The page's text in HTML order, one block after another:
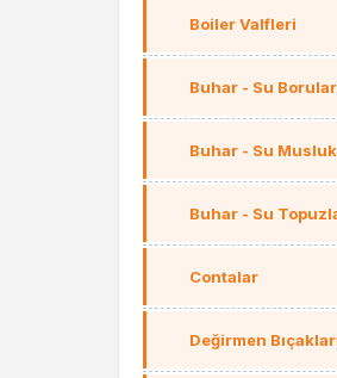
Boiler Valfleri
Buhar - Su
Buhar - Su
Buhar - Su
Contalar
Değirmen